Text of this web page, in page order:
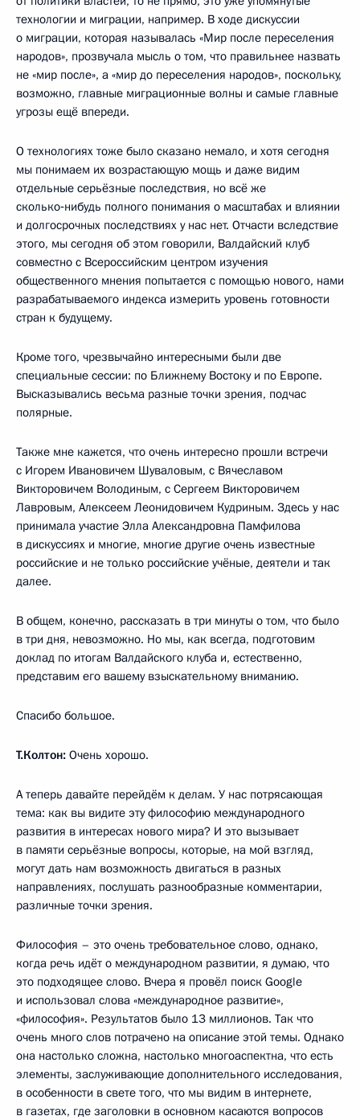
технологии и миграции, например. В ходе дискуссии
о миграции, которая называлась «Мир после переселения
народов», прозвучала мысль о том, что правильнее назвать
не «мир после», а «мир до переселения народов», поскольку,
возможно, главные миграционные волны и самые главные
угрозы ещё впереди.
О технологиях тоже было сказано немало, и хотя сегодня
мы понимаем их возрастающую мощь и даже видим
отдельные серьёзные последствия, но всё же
сколько‑нибудь полного понимания о масштабах и влиянии
и долгосрочных последствиях у нас нет. Отчасти вследствие
этого, мы сегодня об этом говорили, Валдайский клуб
совместно с Всероссийским центром изучения
общественного мнения попытается с помощью нового, нами
разрабатываемого индекса измерить уровень готовности
стран к будущему.
Кроме того, чрезвычайно интересными были две
специальные сессии: по Ближнему Востоку и по Европе.
Высказывались весьма разные точки зрения, подчас
полярные.
Также мне кажется, что очень интересно прошли встречи
с Игорем Ивановичем Шуваловым, с Вячеславом
Викторовичем Володиным, с Сергеем Викторовичем
Лавровым, Алексеем Леонидовичем Кудриным. Здесь у нас
принимала участие Элла Александровна Памфилова
в дискуссиях и многие, многие другие очень известные
российские и не только российские учёные, деятели и так
далее.
В общем, конечно, рассказать в три минуты о том, что было
в три дня, невозможно. Но мы, как всегда, подготовим
доклад по итогам Валдайского клуба и, естественно,
представим его вашему взыскательному вниманию.
Спасибо большое.
Т.Колтон: Очень хорошо.
А теперь давайте перейдём к делам. У нас потрясающая
тема: как вы видите эту философию международного
развития в интересах нового мира? И это вызывает
в памяти серьёзные вопросы, которые, на мой взгляд,
могут дать нам возможность двигаться в разных
направлениях, послушать разнообразные комментарии,
различные точки зрения.
Философия – это очень требовательное слово, однако,
когда речь идёт о международном развитии, я думаю, что
это подходящее слово. Вчера я провёл поиск Google
и использовал слова «международное развитие»,
«философия». Результатов было 13 миллионов. Так что
очень много слов потрачено на описание этой темы. Однако
она настолько сложна, настолько многоаспектна, что есть
элементы, заслуживающие дополнительного исследования,
в особенности в свете того, что мы видим в интернете,
в газетах, где заголовки в основном касаются вопросов